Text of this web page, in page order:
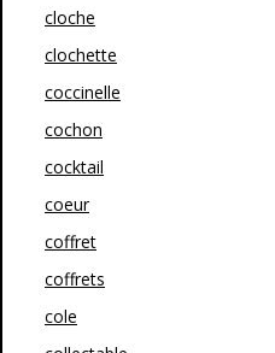
cloche
clochette
coccinelle
cochon
cocktail
coeur
coffret
coffrets
cole